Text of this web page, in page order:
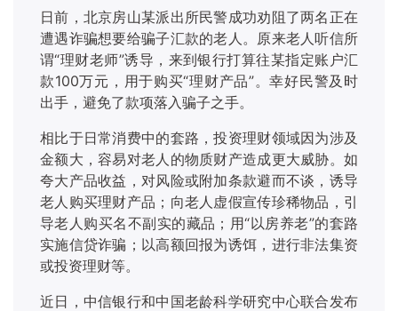
日前，北京房山某派出所民警成功劝阻了两名正在
遭遇诈骗想要给骗子汇款的老人。原来老人听信所
谓“理财老师”诱导，来到银行打算往某指定账户汇
款100万元，用于购买“理财产品”。幸好民警及时
出手，避免了款项落入骗子之手。
相比于日常消费中的套路，投资理财领域因为涉及
金额大，容易对老人的物质财产造成更大威胁。如
夸大产品收益，对风险或附加条款避而不谈，诱导
老人购买理财产品；向老人虚假宣传珍稀物品，引
导老人购买名不副实的藏品；用“以房养老”的套路
实施信贷诈骗；以高额回报为诱饵，进行非法集资
或投资理财等。
近日，中信银行和中国老龄科学研究中心联合发布